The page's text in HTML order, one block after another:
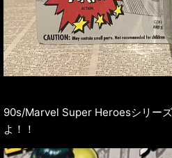
90s/Marvel Super Heroesシリー
よ！！